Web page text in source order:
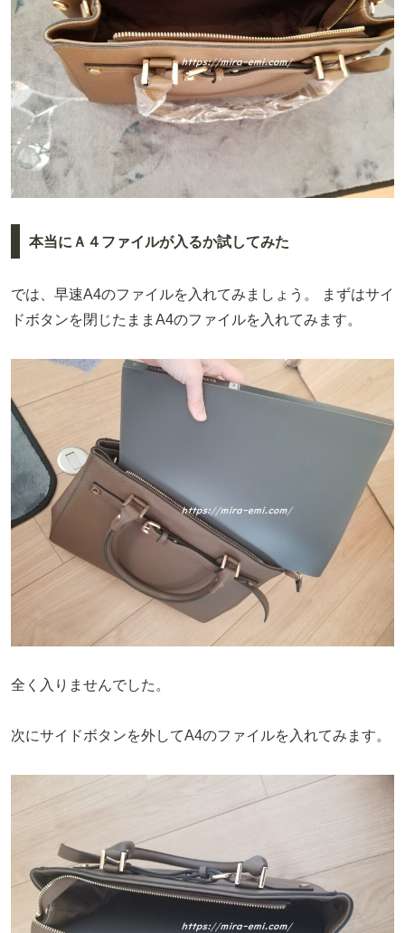
本当にＡ４ファイルが入るか試してみた
では、早速A4のファイルを入れてみましょう。
まずはサイ
ドボタンを閉じたままA4のファイルを入れてみます。
全く入りませんでした。
次にサイドボタンを外してA4のファイルを入れてみます。